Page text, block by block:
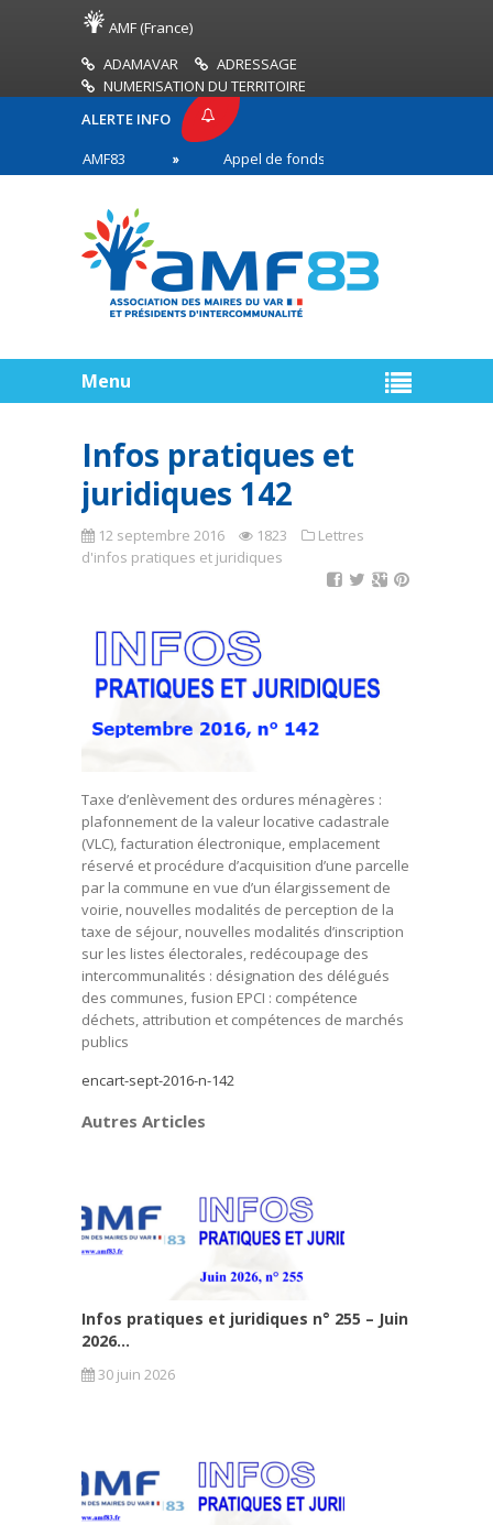
AMF (France)
ADAMAVAR
ADRESSAGE
NUMERISATION DU TERRITOIRE
ALERTE INFO
AMF83
Appel de fonds incendies de forêt
en première ligne
Menu
Infos pratiques et
juridiques 142
12 septembre 2016 1823
Lettres
d'infos pratiques et juridiques
Taxe d’enlèvement des ordures ménagères :
plafonnement de la valeur locative cadastrale
(VLC), facturation électronique, emplacement
réservé et procédure d’acquisition d’une parcelle
par la commune en vue d’un élargissement de
voirie, nouvelles modalités de perception de la
taxe de séjour, nouvelles modalités d’inscription
sur les listes électorales, redécoupage des
intercommunalités : désignation des délégués
des communes, fusion EPCI : compétence
déchets, attribution et compétences de marchés
publics
encart-sept-2016-n-142
Autres Articles
Infos pratiques et juridiques n° 255 – Juin
2026...
30 juin 2026